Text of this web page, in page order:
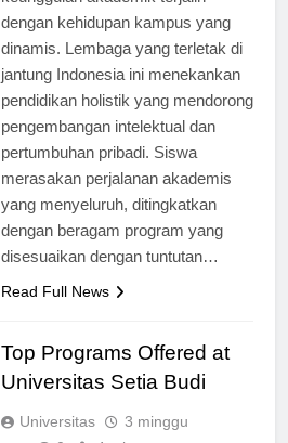
keunggulan akademik terjalin
dengan kehidupan kampus yang
dinamis. Lembaga yang terletak di
jantung Indonesia ini menekankan
pendidikan holistik yang mendorong
pengembangan intelektual dan
pertumbuhan pribadi. Siswa
merasakan perjalanan akademis
yang menyeluruh, ditingkatkan
dengan beragam program yang
Top Programs Offered at